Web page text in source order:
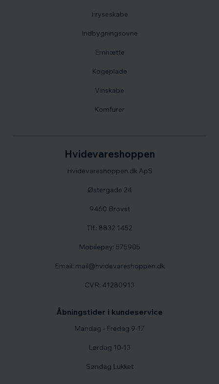
Hvidevareshoppen
Hvidevareshoppen.dk ApS
Østergade 24
9460 Brovst
Tlf.: 8832 1452
Mobilepay: 575905
Email: mail@hvidevareshoppen.dk
CVR: 41280913
Åbningstider i kundeservice
Mandag - Fredag 9-17
Lørdag 10-13
Søndag Lukket
Fryseskabe
Indbygningsovne
Emhætte
Kogeplade
Vinskabe
Komfurer